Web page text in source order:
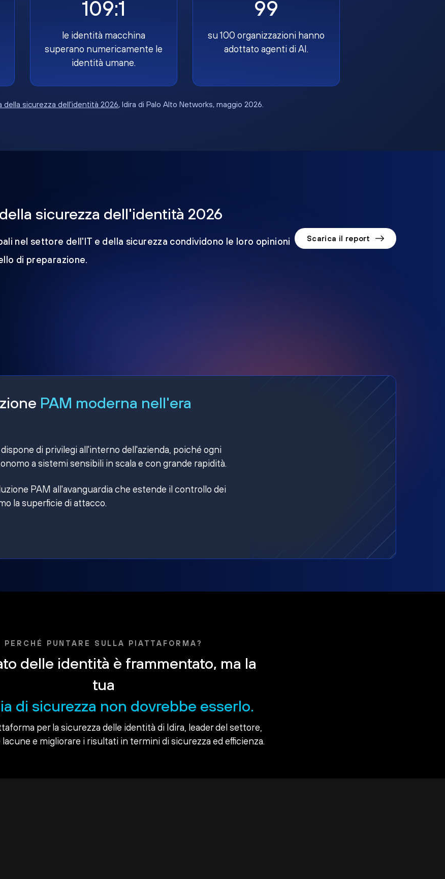
109:1
le identità macchina
superano numericamente le
identità umane.
99
su 100 organizzazioni hanno
adottato agenti di AI.
della sicurezza dell'identità 2026, Idira di Palo Alto Networks, maggio 2026.
sicurezza dell'identità 2026
nel settore dell'IT e della sicurezza condividono le loro opinioni
di preparazione.
Scarica il report
PAM moderna nell'era
di privilegi all'interno dell'azienda, poiché ogni
a sistemi sensibili in scala e con grande rapidità.
PAM all'avanguardia che estende il controllo dei
la superficie di attacco.
PERCHÉ PUNTARE SULLA PIATTAFORMA?
delle identità è frammentato, ma la
tua
di sicurezza non dovrebbe esserlo.
per la sicurezza delle identità di Idira, leader del settore,
lacune e migliorare i risultati in termini di sicurezza ed efficienza.